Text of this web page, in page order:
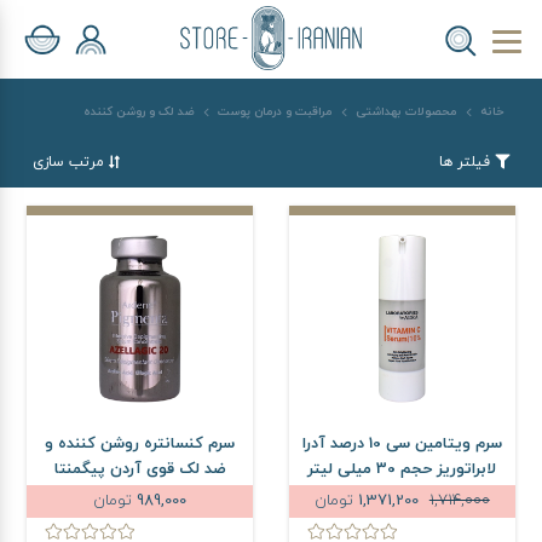
خانه محصولات بهداشتی مراقبت و درمان پوست ضد لک و روشن کننده
فیلتر ها مرتب سازی
سرم ویتامین سی 10 درصد آدرا
لابراتوریز حجم 30 میلی لیتر
1,714,000
1,371,200 تومان
سرم کنسانتره روشن کننده و
ضد لک قوی آردن پیگمنتا
حجم 20 میلی لیتر
989,000 تومان